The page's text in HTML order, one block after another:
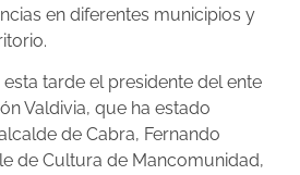
en diferentes municipios y
tarde el presidente del ente
Valdivia, que ha estado
de Cabra, Fernando
de Cultura de Mancomunidad,